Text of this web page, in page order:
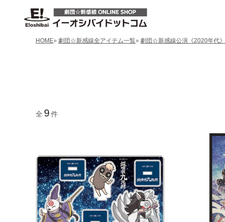
HOME» 劇団☆新感線全アイテム一覧» 劇団☆新感線公演《2020年代》
全 9件